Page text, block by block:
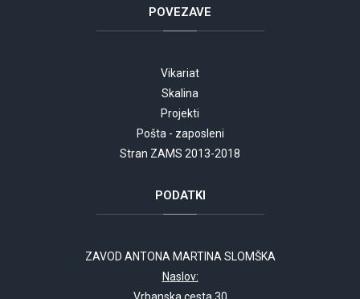
POVEZAVE
Vikariat
Skalina
Projekti
Pošta - zaposleni
Stran ZAMS 2013-2018
PODATKI
ZAVOD ANTONA MARTINA SLOMŠKA
Naslov:
Vrbanska cesta 30